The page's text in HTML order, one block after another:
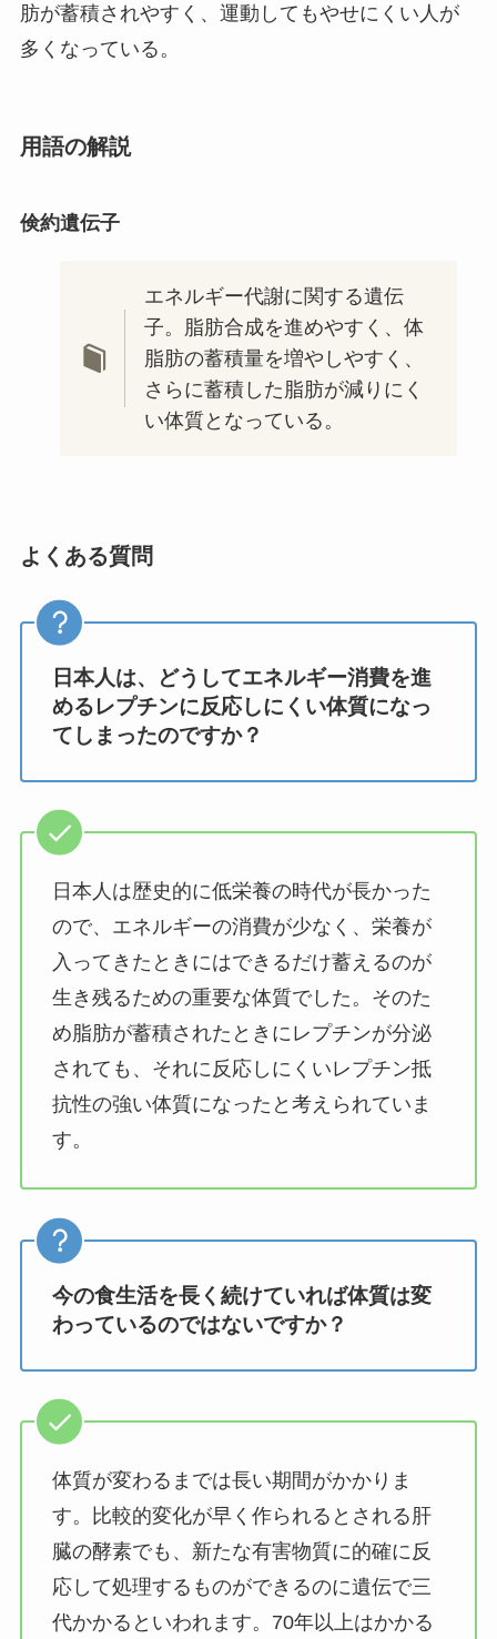
肪が蓄積されやすく、運動してもやせにくい人が
多くなっている。
用語の解説
倹約遺伝子
エネルギー代謝に関する遺伝
子。脂肪合成を進めやすく、体
脂肪の蓄積量を増やしやすく、
さらに蓄積した脂肪が減りにく
い体質となっている。
よくある質問
日本人は、どうしてエネルギー消費を進
めるレプチンに反応しにくい体質になっ
てしまったのですか？
日本人は歴史的に低栄養の時代が長かった
ので、エネルギーの消費が少なく、栄養が
入ってきたときにはできるだけ蓄えるのが
生き残るための重要な体質でした。そのた
め脂肪が蓄積されたときにレプチンが分泌
されても、それに反応しにくいレプチン抵
抗性の強い体質になったと考えられていま
す。
今の食生活を長く続けていれば体質は変
わっているのではないですか？
体質が変わるまでは長い期間がかかりま
す。比較的変化が早く作られるとされる肝
臓の酵素でも、新たな有害物質に的確に反
応して処理するものができるのに遺伝で三
代かかるといわれます。70年以上はかかる